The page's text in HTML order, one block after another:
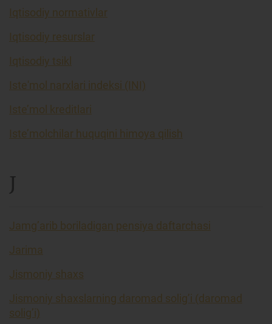
Iqtisodiy normativlar
Iqtisodiy resurslar
Iqtisodiy tsikl
Iste'mol narxlari indeksi (INI)
Iste’mol kreditlari
Iste’molchilar huquqini himoya qilish
J
Jamg’arib boriladigan pensiya daftarchasi
Jarima
Jismoniy shaxs
Jismoniy shaxslarning daromad solig’i (daromad
solig’i)